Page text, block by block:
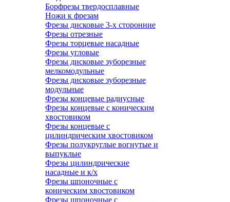
Борфрезы твердосплавные
Ножи к фрезам
Фрезы дисковые 3-х сторонние
Фрезы отрезные
Фрезы торцевые насадные
Фрезы угловые
Фрезы дисковые зуборезные
мелкомодульные
Фрезы дисковые зуборезные
модульные
Фрезы концевые радиусные
Фрезы концевые с коническим
хвостовиком
Фрезы концевые с
цилиндрическим хвостовиком
Фрезы полукруглые вогнутые и
выпуклые
Фрезы цилиндрические
насадные и к/х
Фрезы шпоночные с
коническим хвостовиком
Фрезы шпоночные с